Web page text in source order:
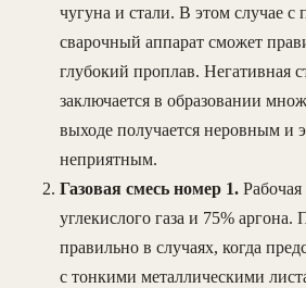
чугуна и стали. В этом случае с
сварочный аппарат сможет
глубокий проплав. Негативная
заключается в образовании
выходе получается неровным и
неприятным.
Газовая смесь номер 1.
углекислого газа и 75% аргона.
правильно в случаях, когда
с тонкими металлическими